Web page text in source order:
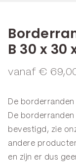
B 30 x 30
vanaf €
De
De
bevestigd, zie
andere
en zijn er dus